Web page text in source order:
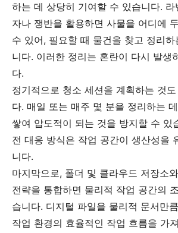
하는 데 상당히 기여할 수 있습니다.
자나 쟁반을 활용하면 사물을 어디에
수 있어, 필요할 때 물건을 찾고 정리
니다. 이러한 정리는 혼란이 다시 발생
다.
정기적으로 청소 세션을 계획하는 것
다. 매일 또는 매주 몇 분을 정리하는
쌓여 압도적이 되는 것을 방지할 수 있
전 대응 방식은 작업 공간이 생산성을
니다.
마지막으로, 폴더 및 클라우드 저장소
전략을 통합하면 물리적 작업 공간의
습니다. 디지털 파일을 물리적 문서만
작업 환경의 효율적인 작업 흐름을 가